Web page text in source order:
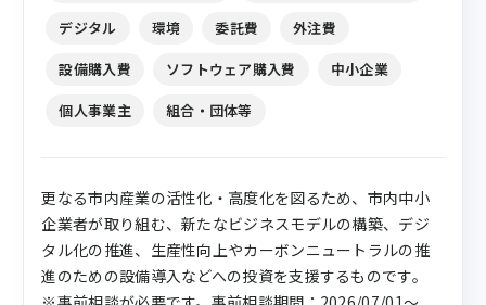
デジタル
環境 委託費
外注費
設備購入費
ソフトウェア購入費
中小企業
個人事業主
組合・団体等
更なる市内産業の活性化・高度化を図るため、市内中小
企業者が取り組む、新たなビジネスモデルの構築、デジ
タル化の推進、生産性向上やカーボンニュートラルの推
進のための設備導入などへの投資を支援するものです。